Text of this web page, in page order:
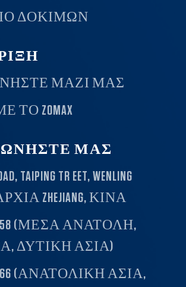
ΔΟΚΙΜΩΝ
ΜΑΖΊ ΜΑΣ
ZOMAX
ΜΑΣ
TAIPING TR EET, WENLING
ZHEJIANG, ΚΙΝΑ
(ΜΕΣΑ ΑΝΑΤΟΛΗ,
ΔΥΤΙΚΗ ΑΣΙΑ)
(ΑΝΑΤΟΛΙΚΗ ΑΣΙΑ,